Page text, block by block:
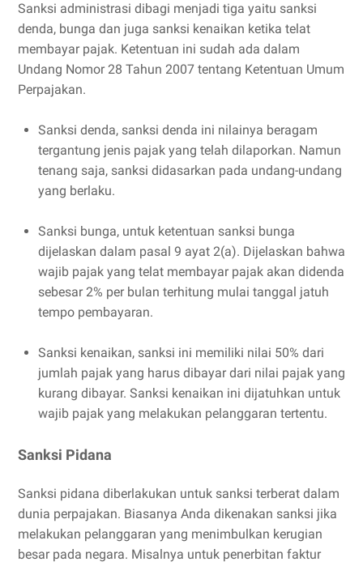
Sanksi administrasi dibagi menjadi tiga yaitu sanksi
denda, bunga dan juga sanksi kenaikan ketika telat
membayar pajak. Ketentuan ini sudah ada dalam
Undang Nomor 28 Tahun 2007 tentang Ketentuan Umum
Perpajakan.
Sanksi denda, sanksi denda ini nilainya beragam
tergantung jenis pajak yang telah dilaporkan. Namun
tenang saja, sanksi didasarkan pada undang-undang
yang berlaku.
Sanksi bunga, untuk ketentuan sanksi bunga
dijelaskan dalam pasal 9 ayat 2(a). Dijelaskan bahwa
wajib pajak yang telat membayar pajak akan didenda
sebesar 2% per bulan terhitung mulai tanggal jatuh
tempo pembayaran.
Sanksi kenaikan, sanksi ini memiliki nilai 50% dari
jumlah pajak yang harus dibayar dari nilai pajak yang
kurang dibayar. Sanksi kenaikan ini dijatuhkan untuk
wajib pajak yang melakukan pelanggaran tertentu.
Sanksi Pidana
Sanksi pidana diberlakukan untuk sanksi terberat dalam
dunia perpajakan. Biasanya Anda dikenakan sanksi jika
melakukan pelanggaran yang menimbulkan kerugian
besar pada negara. Misalnya untuk penerbitan faktur